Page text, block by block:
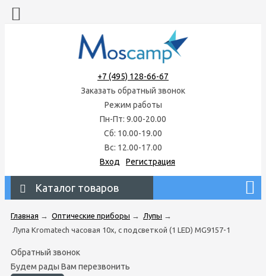
+7 (495) 128-66-67
Заказать обратный звонок
Режим работы
Пн-Пт: 9.00-20.00
Сб: 10.00-19.00
Вс: 12.00-17.00
Вход
Регистрация
Каталог товаров
Главная → Оптические приборы → Лупы →
Лупа Kromatech часовая 10х, с подсветкой (1 LED) MG9157-1
Обратный звонок
Будем рады Вам перезвонить